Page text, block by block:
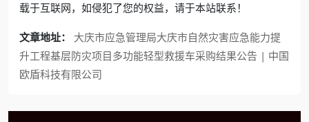
载于互联网，如侵犯了您的权益，请于本站联系！
文章地址：
大庆市应急管理局大庆市自然灾害应急能力提
升工程基层防灾项目多功能轻型救援车采购结果公告 | 中国
欧盾科技有限公司